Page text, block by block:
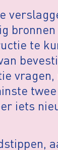
te
vragen,
iets